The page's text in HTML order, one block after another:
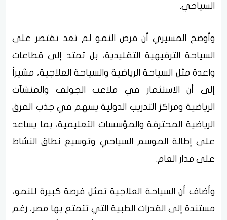
السياحي.
وأوضح المسيري أن فرص النمو لم تعد تقتصر على
السياحة الترفيهية التقليدية، بل تمتد إلى قطاعات
واعدة مثل السياحة الرياضية والسياحة العلاجية، مشيراً
إلى أن الاستثمار في ملاعب الجولف والمنشآت
الرياضية ومراكز التدريب الدولية يسهم في جذب الفرق
الرياضية المحترفة والمؤسسات التعليمية، بما يساعد
على إطالة الموسم السياحي وتوسيع نطاق النشاط
على مدار العام.
وأضاف أن السياحة العلاجية تمثل فرصة كبيرة للنمو،
مستندة إلى القدرات الطبية التي تتمتع بها مصر، رغم